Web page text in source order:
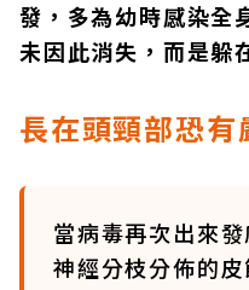
發，多為幼時感染全
未因此消失，而是躲
長在頭頸部恐有
當病毒再次出來
神經分枝分佈的